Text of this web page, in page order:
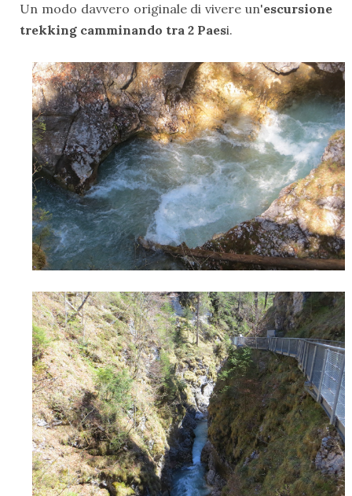
Un modo davvero originale di vivere un'escursione
trekking camminando tra 2 Paesi.